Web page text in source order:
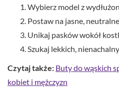
Wybierz model z
Postaw na jasne,
Unikaj pasków wokół
Szukaj lekkich,
Czytaj także: Buty do wąskich
kobiet i mężczyzn